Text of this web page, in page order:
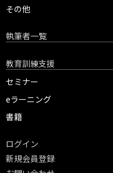
その他
執筆者一覧
教育訓練支援
セミナー
eラーニング
書籍
ログイン
新規会員登録